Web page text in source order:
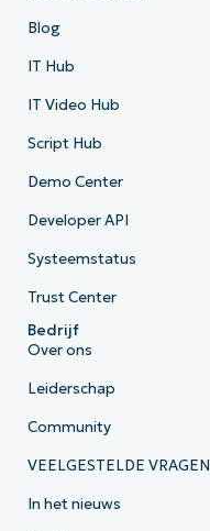
Blog
IT Hub
IT Video Hub
Script Hub
Demo Center
Developer API
Systeemstatus
Trust Center
Bedrijf
Over ons
Leiderschap
Community
VEELGESTELDE VRAGEN
In het nieuws